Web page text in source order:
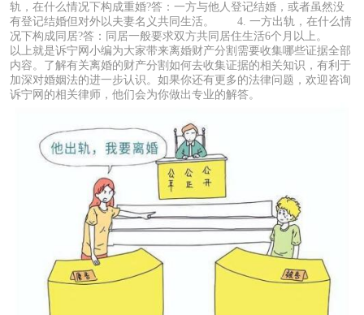
轨，在什么情况下构成重婚?答：一方与他人登记结婚，或者虽然没
有登记结婚但对外以夫妻名义共同生活。 4. 一方出轨，在什么情
况下构成同居?答：同居一般要求双方共同居住生活6个月以上。
以上就是诉宁网小编为大家带来离婚财产分割需要收集哪些证据全部
内容。了解有关离婚的财产分割如何去收集证据的相关知识，有利于
加深对婚姻法的进一步认识。如果你还有更多的法律问题，欢迎咨询
诉宁网的相关律师，他们会为你做出专业的解答。